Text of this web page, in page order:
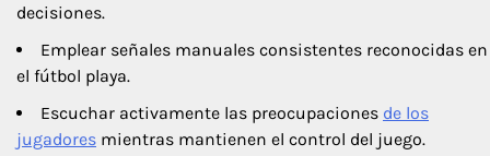
decisiones.
Emplear señales manuales consistentes reconocidas en
el fútbol playa.
Escuchar activamente las preocupaciones de los
jugadores mientras mantienen el control del juego.